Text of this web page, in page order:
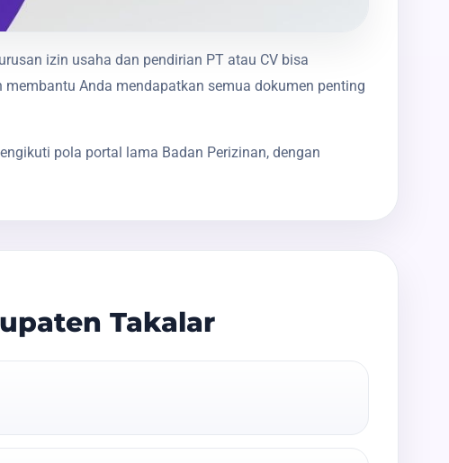
izin usaha dan pendirian PT atau CV bisa
Anda mendapatkan semua dokumen penting
pola portal lama Badan Perizinan, dengan
Takalar